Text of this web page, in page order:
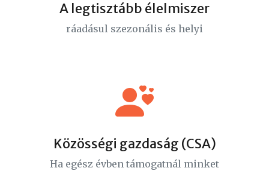
A legtisztább élelmiszer
ráadásul szezonális és helyi
Közösségi gazdaság (CSA)
Ha egész évben támogatnál minket